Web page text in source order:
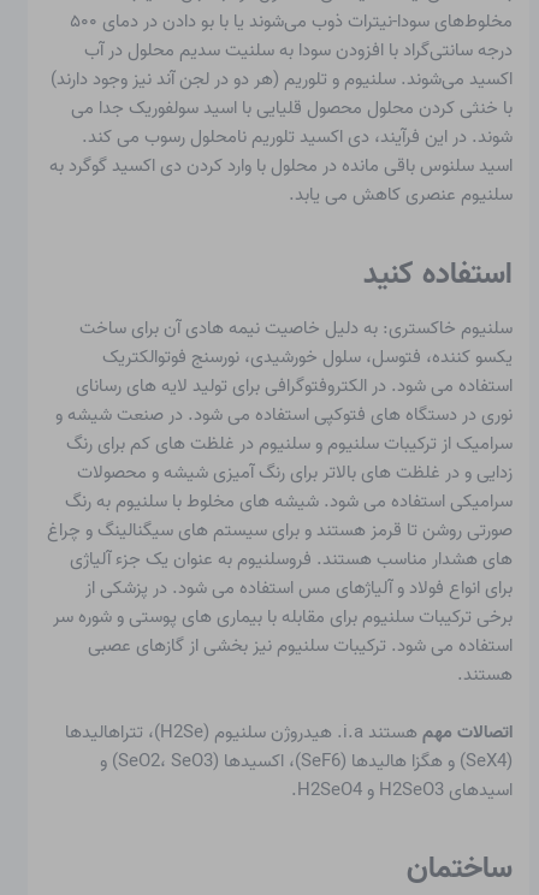
مخلوط‌های سودا-نیترات ذوب می‌شوند یا با بو دادن در دمای ۵۰۰
درجه سانتی‌گراد با افزودن سودا به سلنیت سدیم محلول در آب
اکسید می‌شوند. سلنیوم و تلوریم (هر دو در لجن آند نیز وجود دارند)
با خنثی کردن محلول محصول قلیایی با اسید سولفوریک جدا می
شوند. در این فرآیند، دی اکسید تلوریم نامحلول رسوب می کند.
اسید سلنوس باقی مانده در محلول با وارد کردن دی اکسید گوگرد به
سلنیوم عنصری کاهش می یابد.
استفاده کنید
سلنیوم خاکستری: به دلیل خاصیت نیمه هادی آن برای ساخت
یکسو کننده، فتوسل، سلول خورشیدی، نورسنج فوتوالکتریک
استفاده می شود. در الکتروفتوگرافی برای تولید لایه های رسانای
نوری در دستگاه های فتوکپی استفاده می شود. در صنعت شیشه و
سرامیک از ترکیبات سلنیوم و سلنیوم در غلظت های کم برای رنگ
زدایی و در غلظت های بالاتر برای رنگ آمیزی شیشه و محصولات
سرامیکی استفاده می شود. شیشه های مخلوط با سلنیوم به رنگ
صورتی روشن تا قرمز هستند و برای سیستم های سیگنالینگ و چراغ
های هشدار مناسب هستند. فروسلنیوم به عنوان یک جزء آلیاژی
برای انواع فولاد و آلیاژهای مس استفاده می شود. در پزشکی از
برخی ترکیبات سلنیوم برای مقابله با بیماری های پوستی و شوره سر
استفاده می شود. ترکیبات سلنیوم نیز بخشی از گازهای عصبی
هستند.
اتصالات مهم
هستند i.a. هیدروژن سلنیوم (H2Se)، تتراهالیدها
(SeX4) و هگزا هالیدها (SeF6)، اکسیدها (SeO2، SeO3) و
اسیدهای H2SeO3 و H2SeO4.
ساختمان